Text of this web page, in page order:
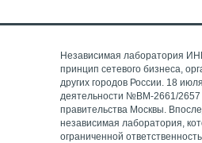
Независимая лаборатория
принцип сетевого бизнеса,
других городов России. 18
деятельности №ВМ-2661/2657
правительства Москвы.
независимая лаборатория,
ограниченной